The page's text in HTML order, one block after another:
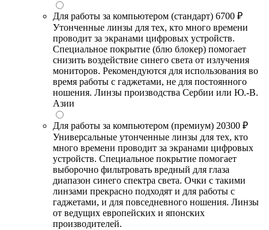
Для работы за компьютером (стандарт) 6700 ₽
Утонченные линзы для тех, кто много времени
проводит за экранами цифровых устройств.
Специальное покрытие (блю блокер) помогает
снизить воздействие синего света от излучения
мониторов. Рекомендуются для использования во
время работы с гаджетами, не для постоянного
ношения. Линзы производства Сербии или Ю.-В.
Азии
Для работы за компьютером (премиум) 20300 ₽
Универсальные утонченные линзы для тех, кто
много времени проводит за экранами цифровых
устройств. Специальное покрытие помогает
выборочно фильтровать вредный для глаза
диапазон синего спектра света. Очки с такими
линзами прекрасно подходят и для работы с
гаджетами, и для повседневного ношения. Линзы
от ведущих европейских и японских
производителей.